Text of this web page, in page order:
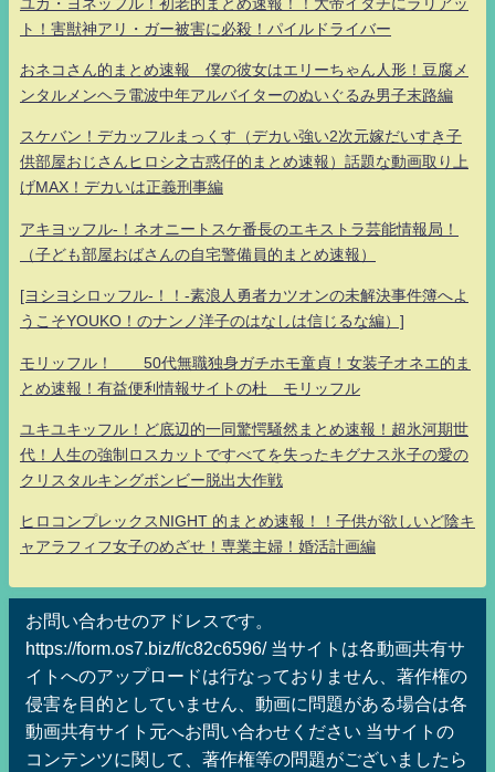
ト！害獣神アリ・ガー被害に必殺！パイルドライバー
おネコさん的まとめ速報 僕の彼女はエリーちゃん人形！豆腐メ
ンタルメンヘラ電波中年アルバイターのぬいぐるみ男子末路編
スケバン！デカッフルまっくす（デカい強い2次元嫁だいすき子
供部屋おじさんヒロシ之古惑仔的まとめ速報）話題な動画取り上
げMAX！デカいは正義刑事編
アキヨッフル-！ネオニートスケ番長のエキストラ芸能情報局！
（子ども部屋おばさんの自宅警備員的まとめ速報）
[ヨシヨシロッフル-！！-素浪人勇者カツオンの未解決事件簿へよ
うこそYOUKO！のナンノ洋子のはなしは信じるな編）]
モリッフル！ 50代無職独身ガチホモ童貞！女装子オネエ的ま
とめ速報！有益便利情報サイトの杜 モリッフル
ユキユキッフル！ど底辺的一同驚愕騒然まとめ速報！超氷河期世
代！人生の強制ロスカットですべてを失ったキグナス氷子の愛の
クリスタルキングボンビー脱出大作戦
ヒロコンプレックスNIGHT 的まとめ速報！！子供が欲しいど陰キ
ャアラフィフ女子のめざせ！専業主婦！婚活計画編
お問い合わせのアドレスです。
https://form.os7.biz/f/c82c6596/ 当サイトは各動画共有サ
イトへのアップロードは行なっておりません、著作権の
侵害を目的としていません、動画に問題がある場合は各
動画共有サイト元へお問い合わせください 当サイトの
コンテンツに関して、著作権等の問題がございましたら